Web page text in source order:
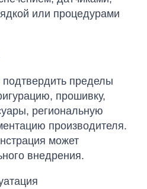
или процедурами
пределы
прошивку,
региональную
производителя.
может
внедрения.